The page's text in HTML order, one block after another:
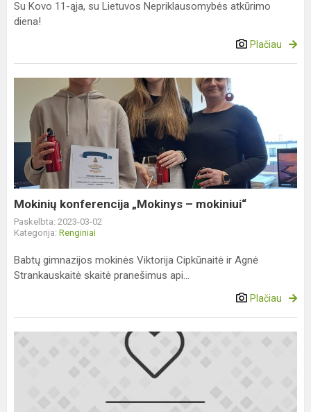
Su Kovo 11-ąja, su Lietuvos Nepriklausomybės atkūrimo
diena!
Plačiau
konferencija
„Mokinys
mokiniui“
Mokinių konferencija „Mokinys – mokiniui“
Paskelbta: 2023-03-02
Kategorija: Renginiai
Babtų gimnazijos mokinės Viktorija Cipkūnaitė ir Agnė
Strankauskaitė skaitė pranešimus api...
Plačiau
Sveikiname